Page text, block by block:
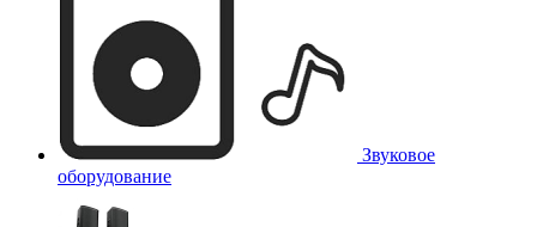
Звуковое
оборудование